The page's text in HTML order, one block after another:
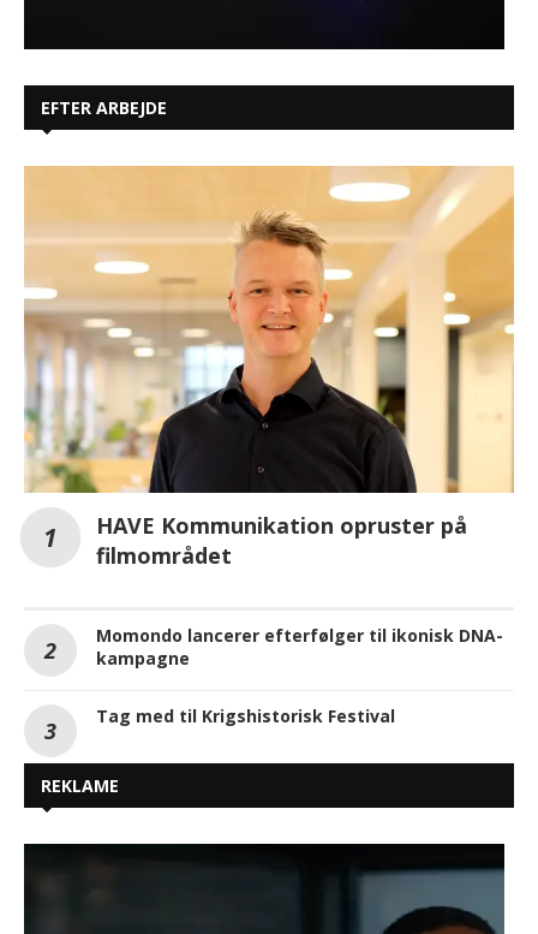
EFTER ARBEJDE
HAVE Kommunikation opruster på
filmområdet
Momondo lancerer efterfølger til ikonisk DNA-
kampagne
Tag med til Krigshistorisk Festival
REKLAME